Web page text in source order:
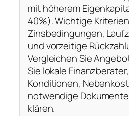
mit höherem
40%). Wichtige
Zinsbedingungen,
und vorzeitige
Vergleichen Sie
Sie lokale
Konditionen,
notwendige
klären.